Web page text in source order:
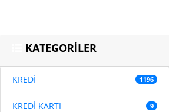
KATEGORİLER
KREDİ 1196
KREDİ KARTI 9